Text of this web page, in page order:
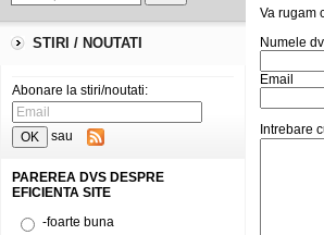
STIRI / NOUTATI
Abonare la stiri/noutati:
sau
PAREREA DVS DESPRE
EFICIENTA SITE
-foarte buna
Va rugam
Numele
Email
Intrebare